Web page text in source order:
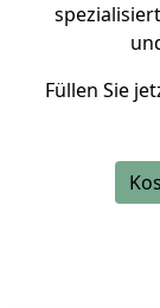
Füllen Sie